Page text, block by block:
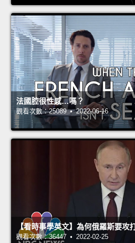
法國腔很性感…嗎？
觀看次數：25089 • 2022-06-16
【看時事學英文】為何俄羅斯要攻
觀看次數：36447 • 2022-02-25